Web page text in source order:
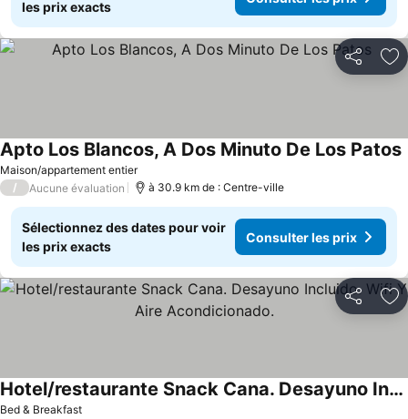
les prix exacts
Partager
Maison/appartement entier
Apto Los Blancos, A Dos Minuto De Los Patos
/ Aucune évaluation à 30.9 km de : Centre-ville
Sélectionnez des dates pour voir
les prix exacts
Consulter les prix
Partager
Bed & Breakfast
Hotel/restaurante Snack Cana. Desayuno Incluido. Wifi Y Aire Acondicionado.